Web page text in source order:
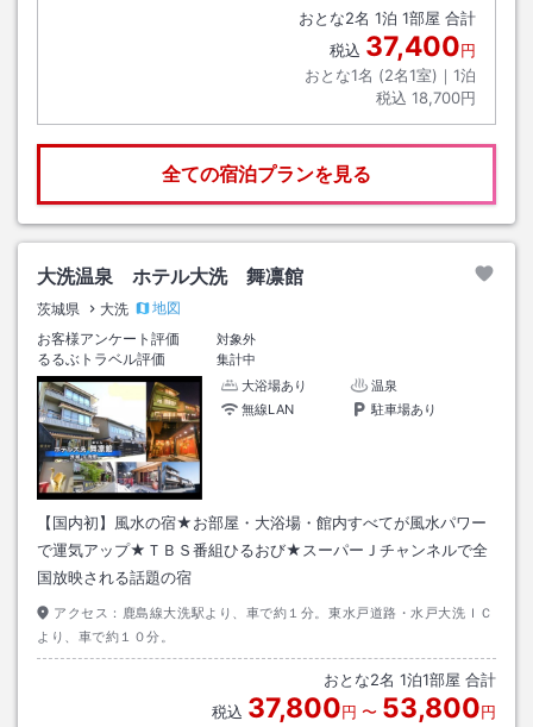
おとな2名 1泊 1部屋 合計
税込 37,400円
おとな1名 (2名1室)｜ 1泊
税込 18,700円
全ての宿泊プランを見る
大洗温泉 ホテル大洗 舞凛館
茨城県 大洗
地図
お客様アンケート評価
対象外
るるぶトラベル評価
集計中
大浴場あり
温泉
無線LAN
駐車場あり
【国内初】風水の宿★お部屋・大浴場・館内すべてが風水パワー
で運気アップ★ＴＢＳ番組ひるおび★スーパーＪチャンネルで全
国放映される話題の宿
アクセス： 鹿島線大洗駅より、車で約１分。東水戸道路・水戸大洗ＩＣ
より、車で約１０分。
おとな2名 1泊1部屋 合計
税込 37,800円 〜 53,800円